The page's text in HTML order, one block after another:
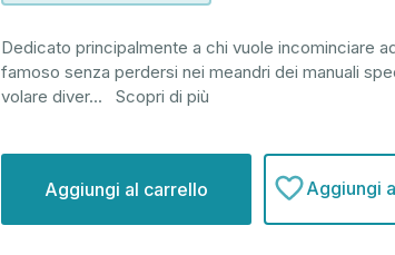
Dedicato principalmente a chi vuole incominciare
famoso senza perdersi nei meandri dei manuali
volare diver... Scopri di più
attuale:
Aggiungi